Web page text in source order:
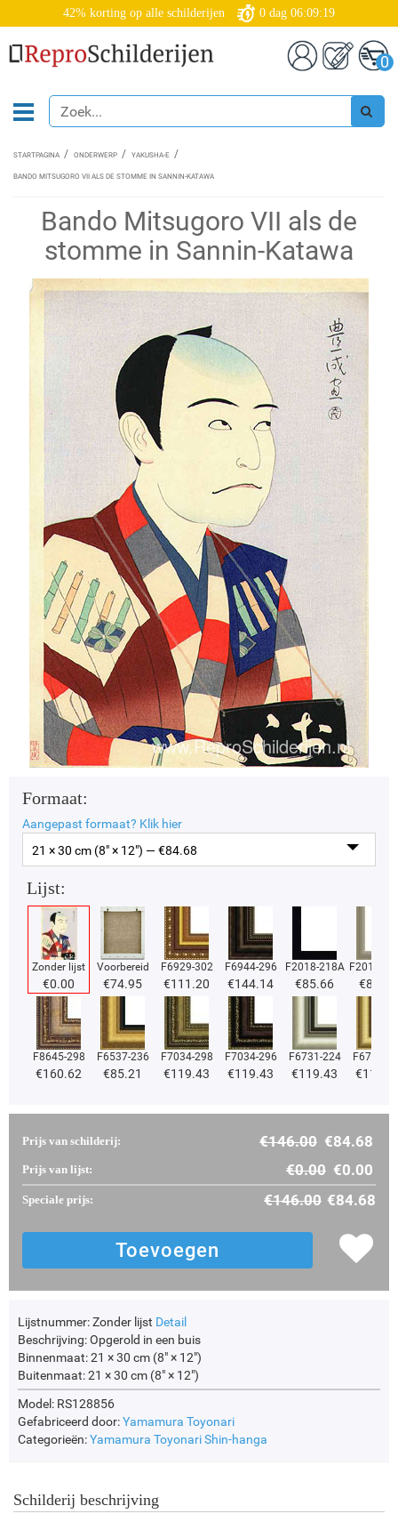
42% korting op alle schilderijen 0 dag 06:09:19
0
STARTPAGINA ONDERWERP YAKUSHA-E
BANDO MITSUGORO VII ALS DE STOMME IN SANNIN-KATAWA
Bando Mitsugoro VII als de
stomme in Sannin-Katawa
Formaat:
Aangepast formaat? Klik hier
21 × 30 cm (8" × 12") — €84.68
Lijst:
Zonder lijst
€0.00
Voorbereid
€74.95
F6929-302
€111.20
F6944-296
€144.14
F2018-218A
€85.66
F2018-
€85.66
F8645-298
€160.62
F6537-236
€85.21
F7034-298
€119.43
F7034-296
€119.43
F6731-224
€119.43
F6731-
€
Prijs van schilderij: €146.00 €84.68
Prijs van lijst: €0.00 €0.00
Speciale prijs: €146.00 €84.68
Lijstnummer:Zonder lijst Detail
Beschrijving:Opgerold in een buis
Binnenmaat:21 × 30 cm (8" × 12")
Buitenmaat:21 × 30 cm (8" × 12")
Model: RS128856
Gefabriceerd door:Yamamura Toyonari
Categorieën:Yamamura ToyonariShin-hanga
Schilderij beschrijving